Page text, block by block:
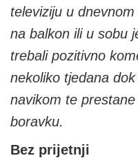
televiziju u
na balkon ili u sobu
trebali pozitivno
nekoliko tjedana
navikom te
boravku.
Bez prijetnji